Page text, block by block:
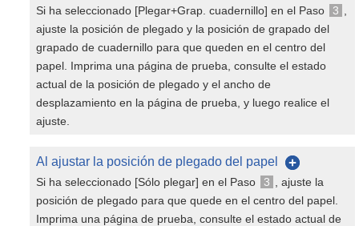
Si ha seleccionado [Plegar+Grap. cuadernillo] en el Paso 3
ajuste la posición de plegado y la posición de grapado del
grapado de cuadernillo para que queden en el centro del
papel. Imprima una página de prueba, consulte el estado
actual de la posición de plegado y el ancho de
desplazamiento en la página de prueba, y luego realice el
ajuste.
Al ajustar la posición de plegado del papel
Si ha seleccionado [Sólo plegar] en el Paso 3
, ajuste la
posición de plegado para que quede en el centro del papel.
Imprima una página de prueba, consulte el estado actual de